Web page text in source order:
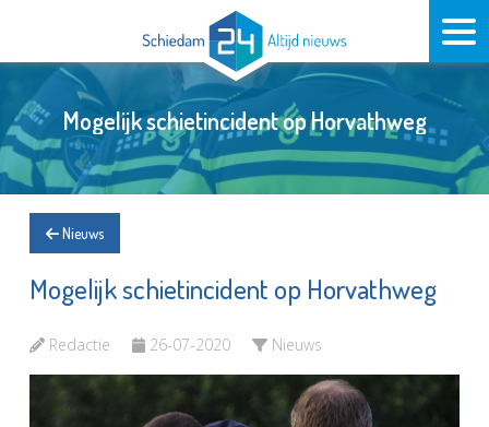
Mogelijk schietincident op Horvathweg
Nieuws
Mogelijk schietincident op Horvathweg
Redactie 26-07-2020 Nieuws